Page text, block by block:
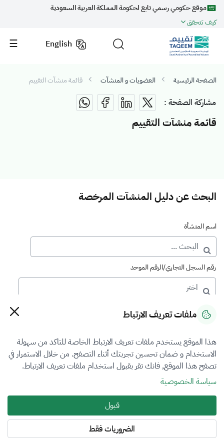
موقع حكومي رسمي تابع لحكومة المملكة العربية السعودية
كيف تتحقق
English
الصفحة الرئيسية العضويات و المنشآت قائمة منشآت التقييم
مشاركة الصفحة :
قائمة منشآت التقييم
البحث عن دليل المنشآت المرخصة
اسم المنشأة
رقم السجل التجاري/الرقم الموحد
رقم الترخيص
التصنيف
VFR3
فرع التقييم
ملفات تعريف الارتباط
هذا الموقع يستخدم ملفات تعريف الارتباط الخاصة للتاكد من سهولة
الاستخدام و ضمان تحسين تجربتك أثناء التصفح. من خلال الاستمرار في
تصفح هذا الموقع, فانك تقر بقبول استخدام ملفات تعريف الارتباط.
سياسة الخصوصية
قبول
الضروريات فقط